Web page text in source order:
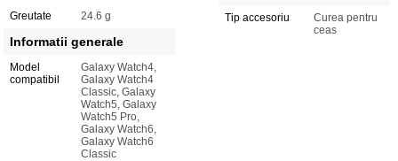
Greutate
24.6 g
Informatii generale
Model
compatibil
Galaxy Watch4,
Galaxy Watch4
Classic, Galaxy
Watch5, Galaxy
Watch5 Pro,
Galaxy Watch6,
Galaxy Watch6
Classic
Tip accesoriu
Curea pentru
ceas